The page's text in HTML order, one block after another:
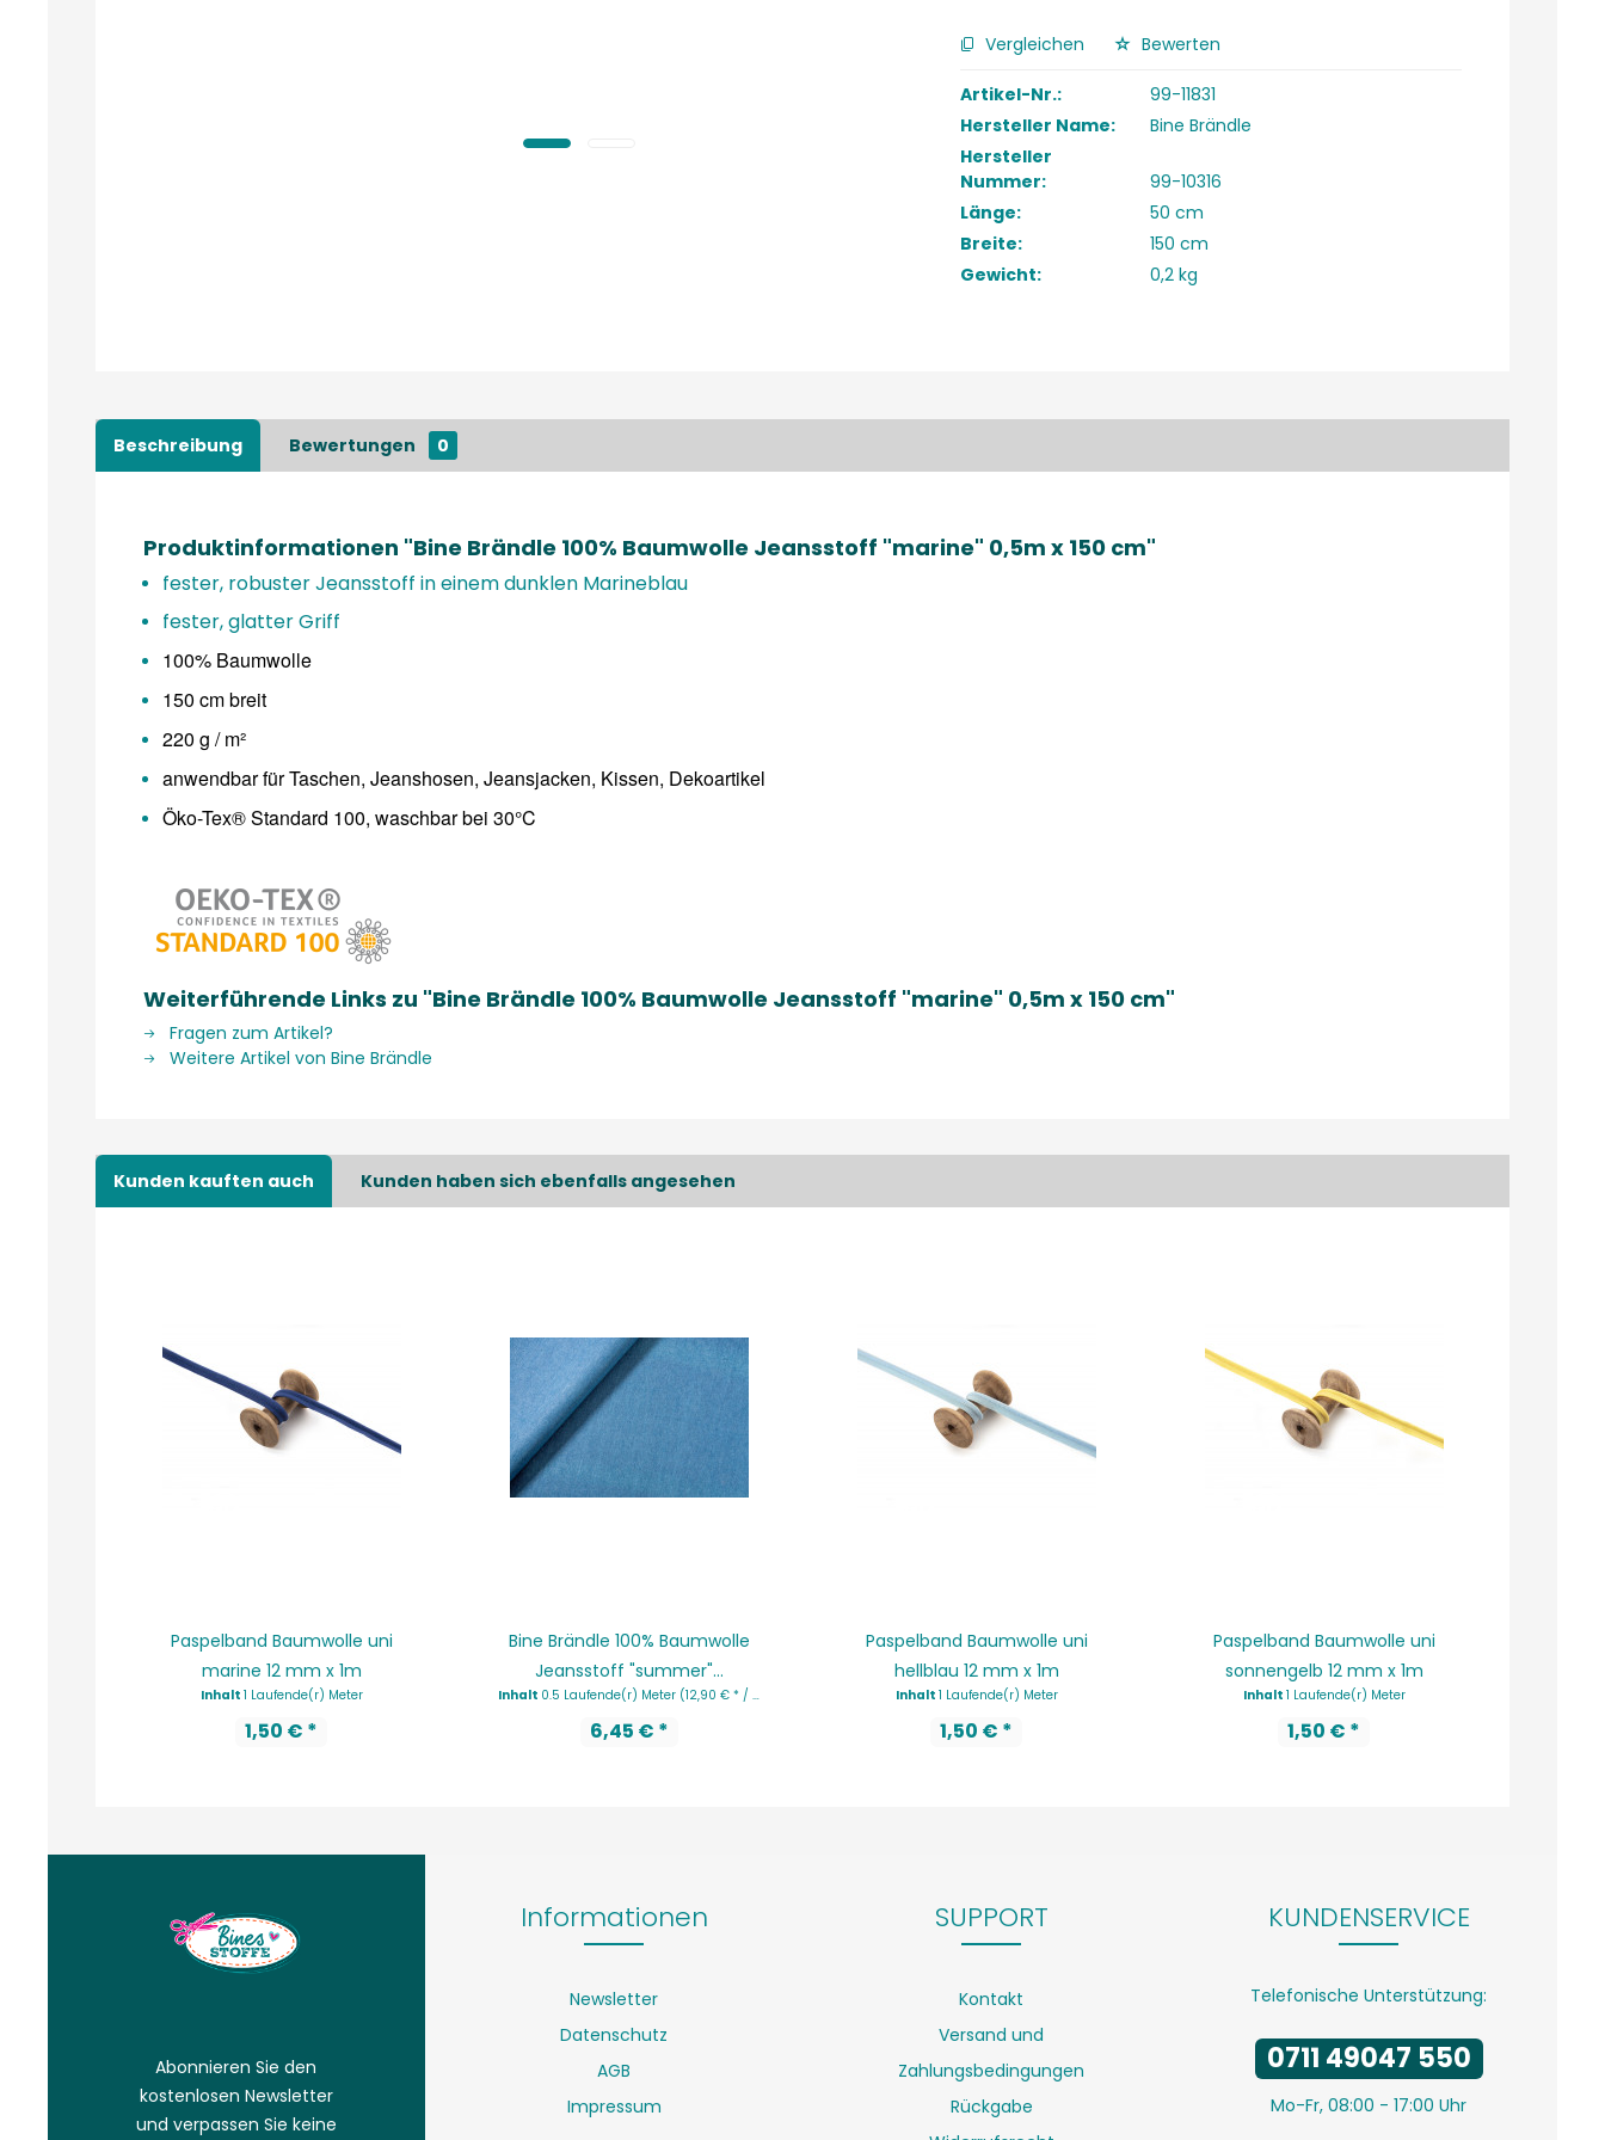
Vergleichen Bewerten
Artikel-Nr.:
99-11831
Hersteller Name:
Bine Brändle
Hersteller
Nummer:
99-10316
Länge:
50 cm
Breite:
150 cm
Gewicht:
0,2 kg
Beschreibung Bewertungen 0
Produktinformationen "Bine Brändle 100% Baumwolle Jeansstoff "marine" 0,5m x 150 cm"
fester, robuster Jeansstoff in einem dunklen Marineblau
fester, glatter Griff
100% Baumwolle
150 cm breit
220 g / m²
anwendbar für Taschen, Jeanshosen, Jeansjacken, Kissen, Dekoartikel
Öko-Tex® Standard 100, waschbar bei 30°C
Weiterführende Links zu "Bine Brändle 100% Baumwolle Jeansstoff "marine" 0,5m x 150 cm"
Fragen zum Artikel?
Weitere Artikel von Bine Brändle
Kunden kauften auch Kunden haben sich ebenfalls angesehen
Paspelband Baumwolle uni
marine 12 mm x 1m
Inhalt 1 Laufende(r) Meter
1,50 € *
Bine Brändle 100% Baumwolle
Jeansstoff "summer"...
Inhalt 0.5 Laufende(r) Meter (12,90 € * / 1 Laufende(r) Meter)
6,45 € *
Paspelband Baumwolle uni
hellblau 12 mm x 1m
Inhalt 1 Laufende(r) Meter
1,50 € *
Paspelband Baumwolle uni
sonnengelb 12 mm x 1m
Inhalt 1 Laufende(r) Meter
1,50 € *
KUNDENSERVICE
Telefonische Unterstützung:
0711 49047 550
Mo-Fr, 08:00 - 17:00 Uhr
SUPPORT
Kontakt
Versand und
Zahlungsbedingungen
Rückgabe
Informationen
Newsletter
Datenschutz
AGB
Impressum
Abonnieren Sie den
kostenlosen Newsletter
und verpassen Sie keine